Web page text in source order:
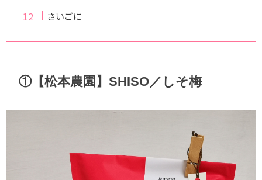
さいごに
①【松本農園】SHISO／しそ梅